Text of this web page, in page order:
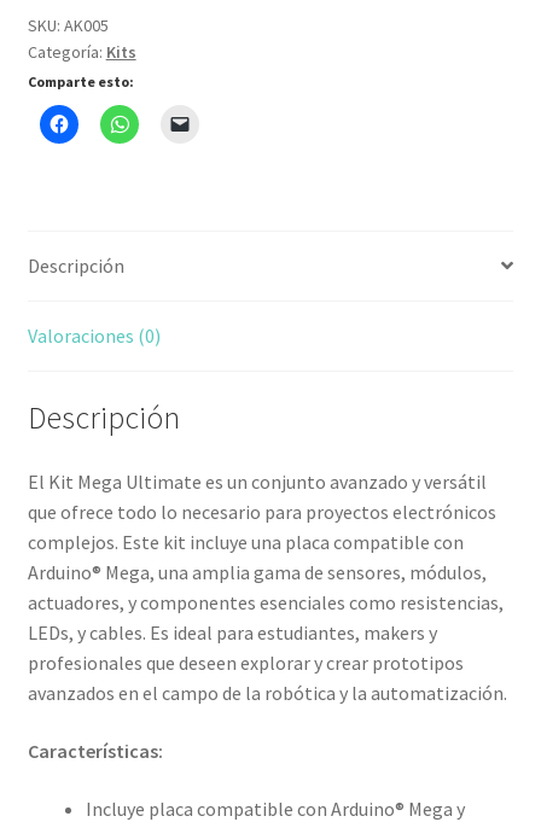
SKU: AK005
Categoría: Kits
Comparte esto:
Descripción
Valoraciones (0)
Descripción
El Kit Mega Ultimate es un conjunto avanzado y versátil
que ofrece todo lo necesario para proyectos electrónicos
complejos. Este kit incluye una placa compatible con
Arduino® Mega, una amplia gama de sensores, módulos,
actuadores, y componentes esenciales como resistencias,
LEDs, y cables. Es ideal para estudiantes, makers y
profesionales que deseen explorar y crear prototipos
avanzados en el campo de la robótica y la automatización.
Características:
Incluye placa compatible con Arduino® Mega y